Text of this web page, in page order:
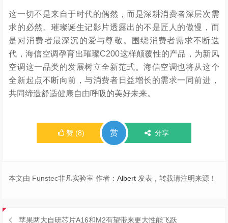
这一切不是来自于时代的偶然，而是深耕消费者深层次需
求的必然。璀璨诞生记影片透露出的不是匠人的傲慢，而
是对消费者最深沉的爱与尊敬。围绕消费者需求不断迭
代，海信空调孕育出璀璨C200这样颠覆性的产品，为新风
空调这一品类的发展树立全新范式。海信空调也将从这个
全新起点不断向前，与消费者日益增长的需求一同前进，
共同缔造舒适健康自由呼吸的美好未来。
赞 (8) 赏 分享
本文由 Funstec非凡实验室 作者：Albert 发表，转载请注明来源！
苹果两大自研芯片A16和M2有望带来更大性能飞跃